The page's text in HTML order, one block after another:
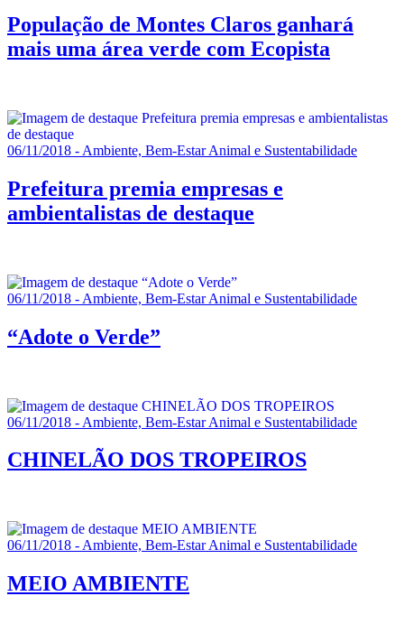
População de Montes Claros ganhará
mais uma área verde com Ecopista
06/11/2018 - Ambiente, Bem-Estar Animal e Sustentabilidade
Prefeitura premia empresas e
ambientalistas de destaque
06/11/2018 - Ambiente, Bem-Estar Animal e Sustentabilidade
“Adote o Verde”
06/11/2018 - Ambiente, Bem-Estar Animal e Sustentabilidade
CHINELÃO DOS TROPEIROS
06/11/2018 - Ambiente, Bem-Estar Animal e Sustentabilidade
MEIO AMBIENTE